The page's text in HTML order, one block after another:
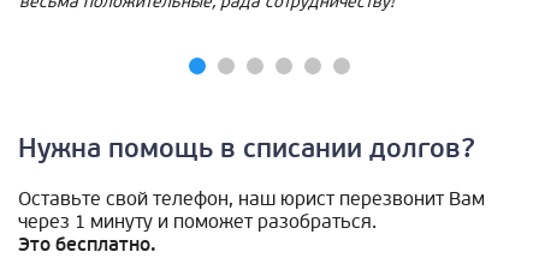
Нужна помощь в списании долгов?
Оставьте свой телефон, наш юрист перезвонит Вам
через 1 минуту и поможет разобраться.
Это бесплатно.